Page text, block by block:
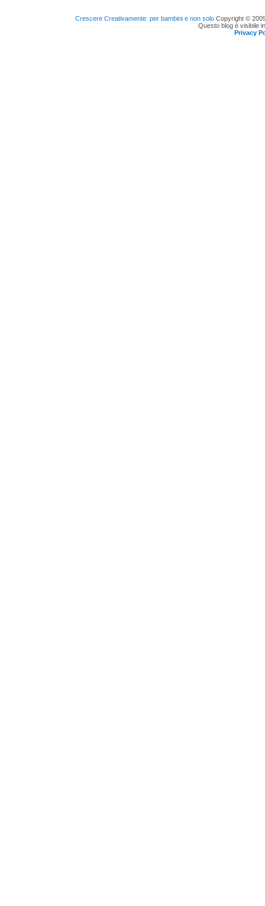
Crescere Creativamente: per bambini e non solo Copyright ©
Questo blog è visibile
Privacy